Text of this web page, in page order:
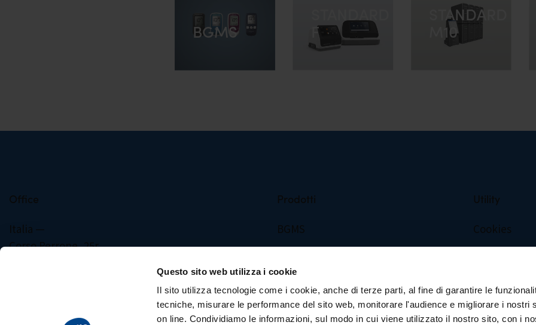
Questo sito web utilizza i cookie
Il sito utilizza tecnologie come i cookie, anche di terze parti, al fine di garantire le
tecniche, misurare le performance del sito web, monitorare l'audience e migliorare i nostri
on line. Condividiamo le informazioni, sul modo in cui viene utilizzato il nostro sito, con i
BGMS F
STANDARD
M10
Office
Italia —
Corso Perrone, 25r
Prodotti
BGMS
STANDARD M10
STANDARD Q
Utility
Cookies